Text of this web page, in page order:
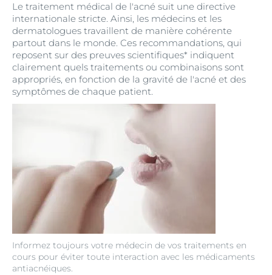
Informez toujours votre médecin de vos traitements en
cours pour éviter toute interaction avec les médicaments
antiacnéiques.
Le traitement médical de l'acné suit une directive
internationale stricte. Ainsi, les médecins et les
dermatologues travaillent de manière cohérente
partout dans le monde. Ces recommandations, qui
reposent sur des preuves scientifiques* indiquent
clairement quels traitements ou combinaisons sont
appropriés, en fonction de la gravité de l'acné et des
symptômes de chaque patient.